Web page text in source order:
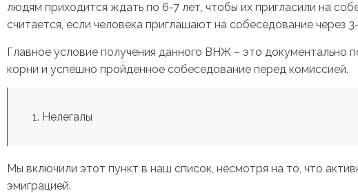
людям приходится ждать по 6-7 лет, чтобы их пригласили на
считается, если человека приглашают на собеседование через
Главное условие получения данного ВНЖ – это документально
корни и успешно пройденное собеседование перед комиссией.
Нелегалы
Мы включили этот пункт в наш список, несмотря на то, что
эмиграцией.